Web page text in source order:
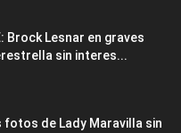
Brock Lesnar en graves
sin interes...
fotos de Lady Maravilla sin